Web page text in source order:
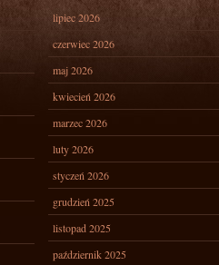
lipiec 2026
czerwiec 2026
maj 2026
kwiecień 2026
marzec 2026
luty 2026
styczeń 2026
grudzień 2025
listopad 2025
październik 2025